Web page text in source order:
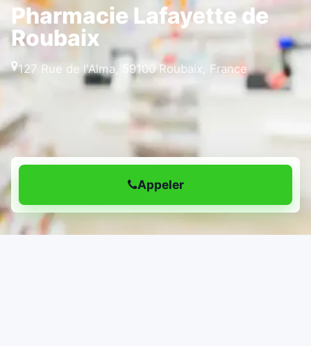
Pharmacie Lafayette de
Roubaix
127 Rue de l'Alma, 59100 Roubaix, France
Appeler